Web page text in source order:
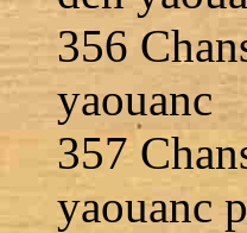
356
yaouanc
357
yaouanc